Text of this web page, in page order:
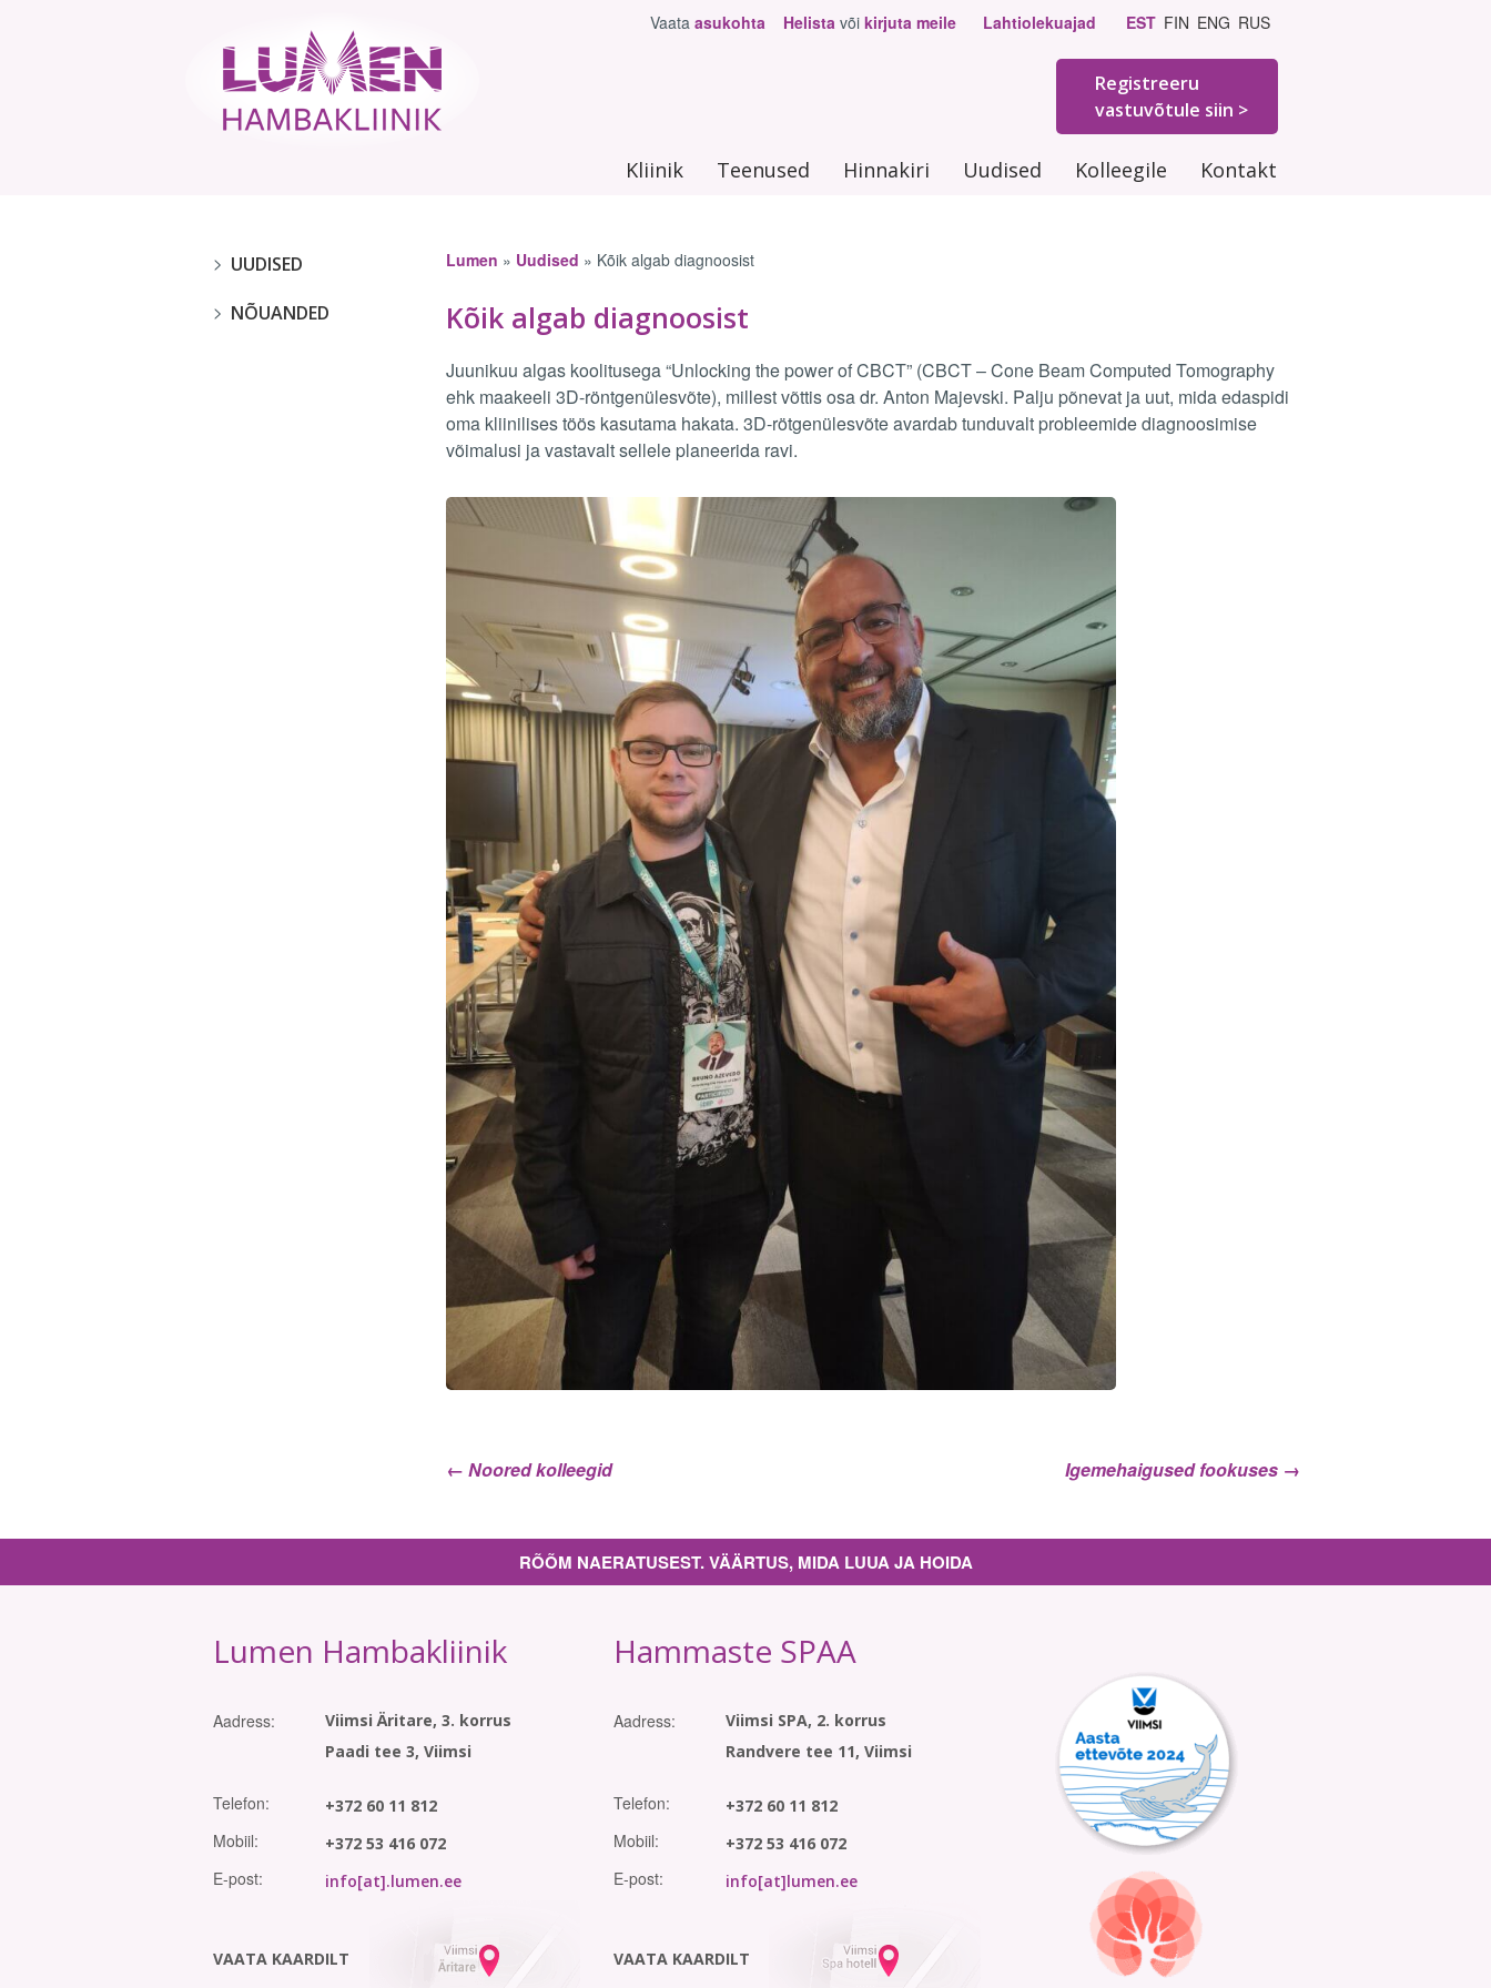
Vaata asukohta Helista või kirjuta meile Lahtiolekuajad EST FIN ENG RUS
Registreeru
vastuvõtule siin >
Kliinik Teenused Hinnakiri Uudised Kolleegile Kontakt
Lumen » Uudised » Kõik algab diagnoosist
Kõik algab diagnoosist
Juunikuu algas koolitusega “Unlocking the power of CBCT” (CBCT – Cone Beam Computed Tomography
ehk maakeeli 3D-röntgenülesvõte), millest võttis osa dr. Anton Majevski. Palju põnevat ja uut, mida edaspidi
oma kliinilises töös kasutama hakata. 3D-rötgenülesvõte avardab tunduvalt probleemide diagnoosimise
võimalusi ja vastavalt sellele planeerida ravi.
Post
← Noored kolleegid Igemehaigused fookuses →
UUDISED
NÕUANDED
RÕÕM NAERATUSEST. VÄÄRTUS, MIDA LUUA JA HOIDA
Lumen Hambakliinik
Aadress:
Viimsi Äritare, 3. korrus
Paadi tee 3, Viimsi
Telefon: +372 60 11 812
Mobiil: +372 53 416 072
E-post: info[at].lumen.ee
VAATA KAARDILT
Hammaste SPAA
Aadress:
Viimsi SPA, 2. korrus
Randvere tee 11, Viimsi
Telefon: +372 60 11 812
Mobiil: +372 53 416 072
E-post: info[at]lumen.ee
VAATA KAARDILT